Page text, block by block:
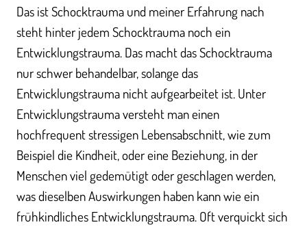
Das ist Schocktrauma und meiner Erfahrung nach
steht hinter jedem Schocktrauma noch ein
Entwicklungstrauma. Das macht das Schocktrauma
nur schwer behandelbar, solange das
Entwicklungstrauma nicht aufgearbeitet ist. Unter
Entwicklungstrauma versteht man einen
hochfrequent stressigen Lebensabschnitt, wie zum
Beispiel die Kindheit, oder eine Beziehung, in der
Menschen viel gedemütigt oder geschlagen werden,
was dieselben Auswirkungen haben kann wie ein
frühkindliches Entwicklungstrauma. Oft verquickt sich